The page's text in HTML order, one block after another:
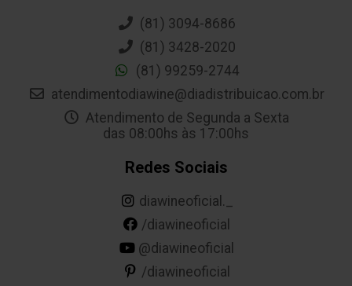
(81) 3094-8686
(81) 3428-2020
(81) 99259-2744
atendimentodiawine@diadistribuicao.com.br
Atendimento de Segunda a Sexta
das 08:00hs às 17:00hs
Redes Sociais
diawineoficial._
/diawineoficial
@diawineoficial
/diawineoficial